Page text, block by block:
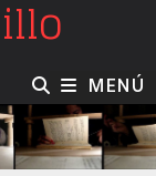
MENÚ